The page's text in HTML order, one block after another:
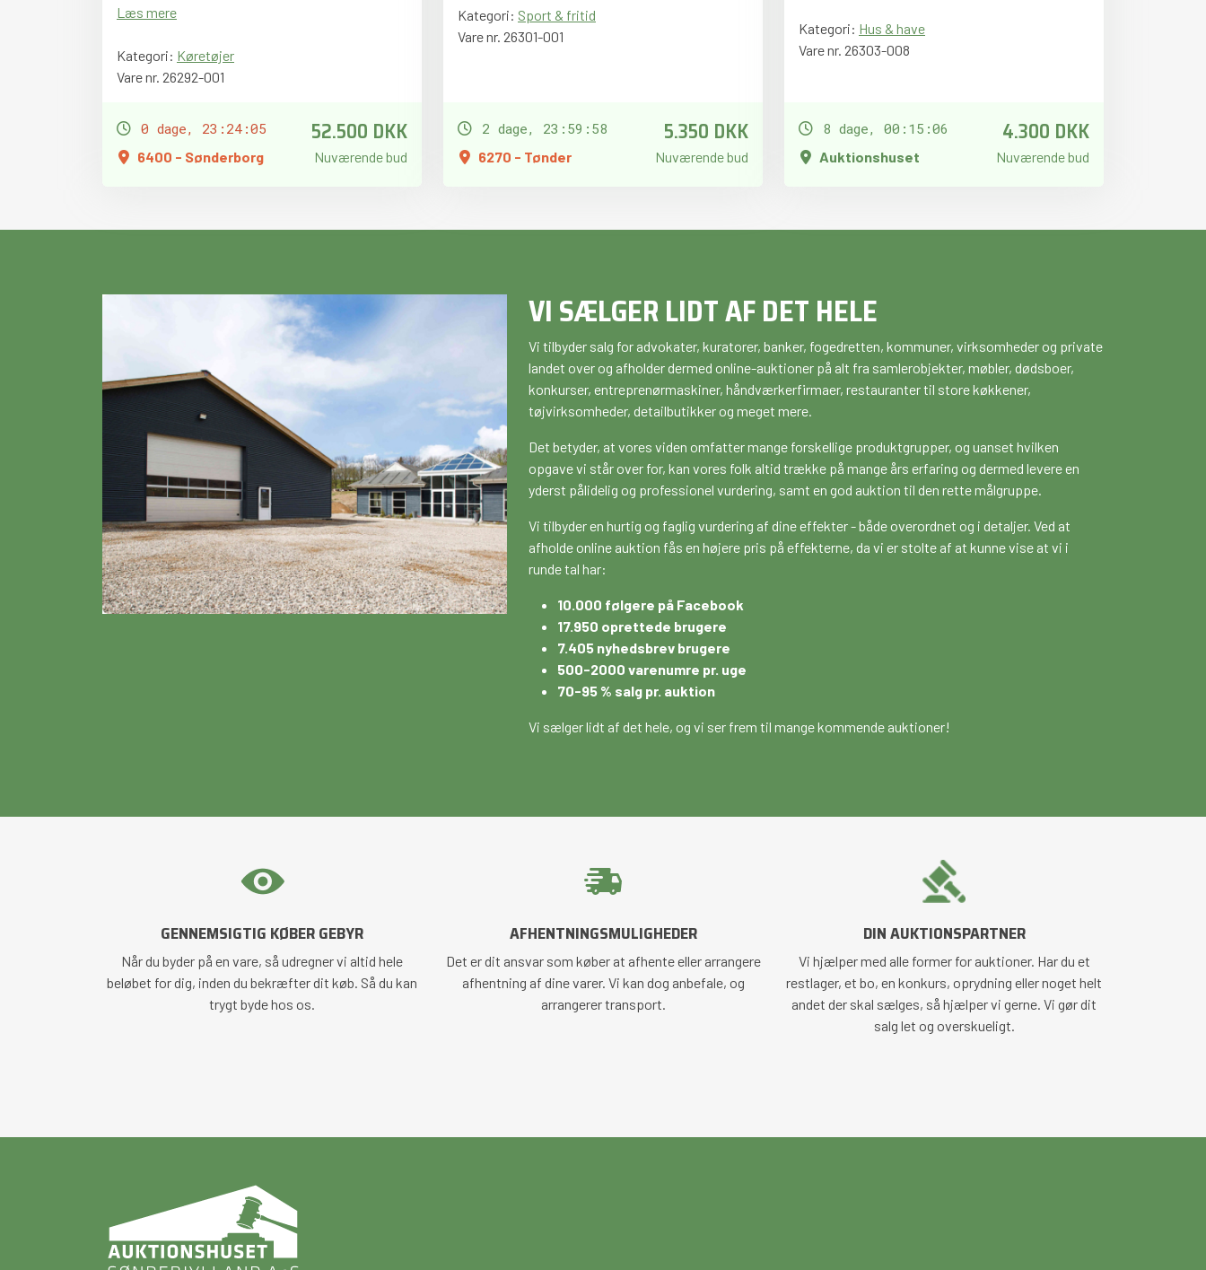
Læs mere
Kategori: Køretøjer
Vare nr. 26292-001
0 dage, 23:24:04
6400 - Sønderborg
52.500 DKK
Nuværende bud
Kategori: Sport & fritid
Vare nr. 26301-001
2 dage, 23:59:57
6270 - Tønder
5.350 DKK
Nuværende bud
Kategori: Hus & have
Vare nr. 26303-008
8 dage, 00:15:05
Auktionshuset
4.300 DKK
Nuværende bud
VI SÆLGER LIDT AF DET HELE
Vi tilbyder salg for advokater, kuratorer, banker, fogedretten, kommuner, virksomheder og private
landet over og afholder dermed online-auktioner på alt fra samlerobjekter, møbler, dødsboer,
konkurser, entreprenørmaskiner, håndværkerfirmaer, restauranter til store køkkener,
tøjvirksomheder, detailbutikker og meget mere.
Det betyder, at vores viden omfatter mange forskellige produktgrupper, og uanset hvilken
opgave vi står over for, kan vores folk altid trække på mange års erfaring og dermed levere en
yderst pålidelig og professionel vurdering, samt en god auktion til den rette målgruppe.
Vi tilbyder en hurtig og faglig vurdering af dine effekter - både overordnet og i detaljer. Ved at
afholde online auktion fås en højere pris på effekterne, da vi er stolte af at kunne vise at vi i
runde tal har:
10.000 følgere på Facebook
17.950 oprettede brugere
7.405 nyhedsbrev brugere
500-2000 varenumre pr. uge
70-95 % salg pr. auktion
Vi sælger lidt af det hele, og vi ser frem til mange kommende auktioner!
GENNEMSIGTIG KØBER GEBYR
Når du byder på en vare, så udregner vi altid hele
beløbet for dig, inden du bekræfter dit køb. Så du kan
trygt byde hos os.
AFHENTNINGSMULIGHEDER
Det er dit ansvar som køber at afhente eller arrangere
afhentning af dine varer. Vi kan dog anbefale, og
arrangerer transport.
DIN AUKTIONSPARTNER
Vi hjælper med alle former for auktioner. Har du et
restlager, et bo, en konkurs, oprydning eller noget helt
andet der skal sælges, så hjælper vi gerne. Vi gør dit
salg let og overskueligt.